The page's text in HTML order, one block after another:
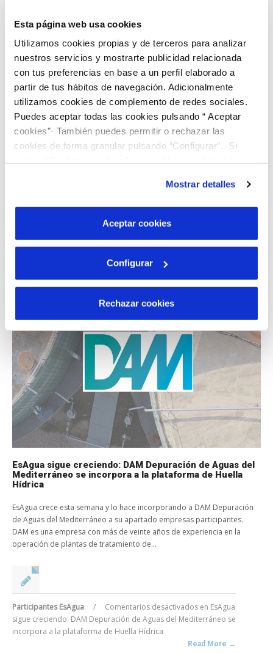
Esta página web usa cookies
Utilizamos cookies propias y de terceros para analizar
nuestros servicios y mostrarte publicidad relacionada
con tus preferencias en base a un perfil elaborado a
partir de tus hábitos de navegación. Adicionalmente
utilizamos cookies de complemento de redes sociales.
Puedes aceptar todas las cookies pulsando “ Aceptar
cookies”· También puedes permitir o rechazar las
cookies de forma granular pulsando “Configurar”. Si
son indispensables para que el sitio web funcione y que
por tanto no se pueden desactivar. Puedes consultar
más información en nuestraPolítica de Cookies
Mostrar detalles
Aceptar cookies
Configurar
Rechazar cookies
por la implementación de medidas para la reducción de
su huella hídrica
La plataforma EsAgua ha decidido recientemente otorgar su Categoría
Gold a la empresa Estrella de Levante en reconocimiento al éxito
obtenido en la implementación de medidas de reducción de los
consumos de agua por parte de la empresa, medidas...
otorga a Estrella de Levante la Categoría Gold por la
EsAgua sigue creciendo: DAM Depuración de Aguas del
Mediterráneo se incorpora a la plataforma de Huella
Hídrica
EsAgua crece esta semana y lo hace incorporando a DAM Depuración
de Aguas del Mediterráneo a su apartado empresas participantes.
DAM es una empresa con más de veinte años de experiencia en la
operación de plantas de tratamiento de...
Participantes EsAgua / Comentarios desactivados en EsAgua
sigue creciendo: DAM Depuración de Aguas del Mediterráneo se
incorpora a la plataforma de Huella Hídrica
Read More →